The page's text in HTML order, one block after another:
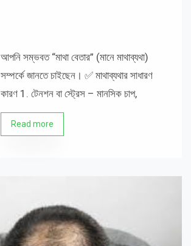
আপনি সম্ভবত “মাথা বেতার” (মানে মাথাব্যথা)
সম্পর্কে জানতে চাইছেন। ✅ মাথাব্যথার সাধারণ
কারণ 1. টেনশন বা স্ট্রেস – মানসিক চাপ,
Read more